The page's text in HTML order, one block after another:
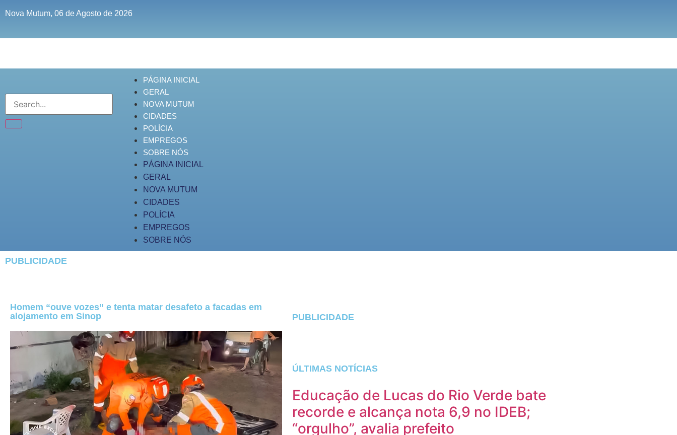
Nova Mutum, 06 de Agosto de 2026
PÁGINA INICIAL
GERAL
NOVA MUTUM
CIDADES
POLÍCIA
EMPREGOS
SOBRE NÓS
PÁGINA INICIAL
GERAL
NOVA MUTUM
CIDADES
POLÍCIA
EMPREGOS
SOBRE NÓS
PUBLICIDADE
Homem “ouve vozes” e tenta matar desafeto a facadas em
alojamento em Sinop
PUBLICIDADE
ÚLTIMAS NOTÍCIAS
Educação de Lucas do Rio Verde bate
recorde e alcança nota 6,9 no IDEB;
“orgulho”, avalia prefeito